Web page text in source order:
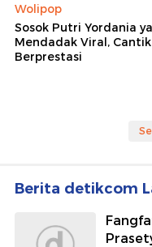
Wolipop
Sosok Putri Yordania
Mendadak Viral,
Berprestasi
Berita detikcom